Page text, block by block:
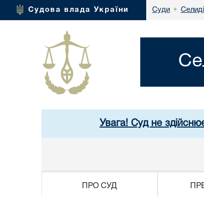
Судова влада України Суди •
Увага! Суд не
ПРО СУД